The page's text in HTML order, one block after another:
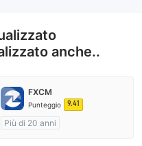
anche..
FXCM
Punteggio 9.41
Più di 20 anni